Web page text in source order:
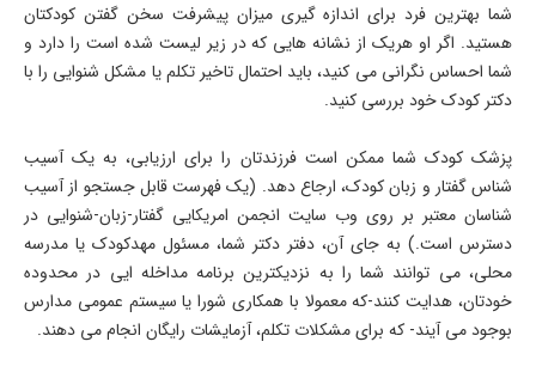
شما بهترین فرد برای اندازه گیری میزان پیشرفت سخن گفتن کودکتان
هستید. اگر او هریک از نشانه هایی که در زیر لیست شده است را دارد و
شما احساس نگرانی می کنید، باید احتمال تاخیر تکلم یا مشکل شنوایی را با
دکتر کودک خود بررسی کنید.
پزشک کودک شما ممکن است فرزندتان را برای ارزیابی، به یک آسیب
شناس گفتار و زبان کودک، ارجاع دهد. (یک فهرست قابل جستجو از آسیب
شناسان معتبر بر روی وب سایت انجمن امریکایی گفتار-زبان-شنوایی در
دسترس است.) به جای آن، دفتر دکتر شما، مسئول مهدکودک یا مدرسه
محلی، می توانند شما را به نزدیکترین برنامه مداخله ایی در محدوده
خودتان، هدایت کنند-که معمولا با همکاری شورا یا سیستم عمومی مدارس
بوجود می آیند- که برای مشکلات تکلم، آزمایشات رایگان انجام می دهند.